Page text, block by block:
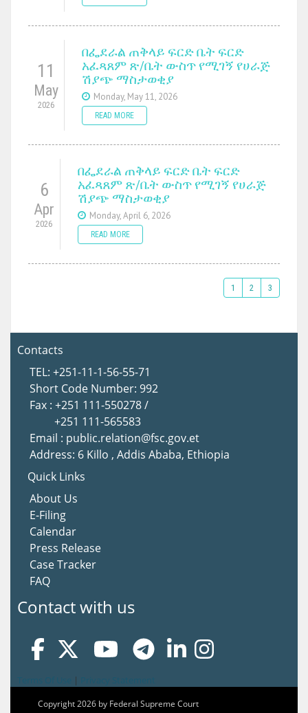
11
May
2026
በፌደራል ጠቅላይ ፍርድ ቤት ፍርድ
አፈጻጸም ጽ/ቤት ውስጥ የሚገኝ የሀራጅ
ሽያጭ ማስታወቂያ
Monday, May 11, 2026
READ MORE
6
Apr
2026
በፌደራል ጠቅላይ ፍርድ ቤት ፍርድ
አፈጻጸም ጽ/ቤት ውስጥ የሚገኝ የሀራጅ
ሽያጭ ማስታወቂያ
Monday, April 6, 2026
READ MORE
1 2 3
Contacts
TEL: +251-11-1-56-55-71
Short Code Number: 992
Fax : +251 111-550278 /
+251 111-565583
Email : public.relation@fsc.gov.et
Address: 6 Killo , Addis Ababa, Ethiopia
Quick Links
About Us
E-Filing
Calendar
Press Release
Case Tracker
FAQ
Contact with us
|
Copyright 2026 by Federal Supreme Court